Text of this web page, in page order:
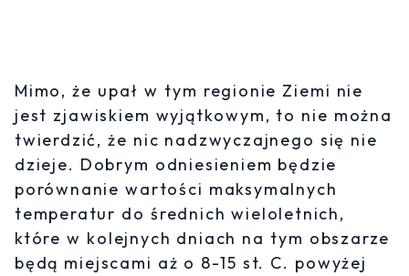
Mimo, że upał w tym regionie Ziemi nie
jest zjawiskiem wyjątkowym, to nie można
twierdzić, że nic nadzwyczajnego się nie
dzieje. Dobrym odniesieniem będzie
porównanie wartości maksymalnych
temperatur do średnich wieloletnich,
które w kolejnych dniach na tym obszarze
będą miejscami aż o 8-15 st. C. powyżej